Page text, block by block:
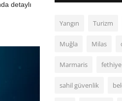
detaylı
Yangın Turizm
Muğla Milas
Marmaris fethiye
sahil güvenlik